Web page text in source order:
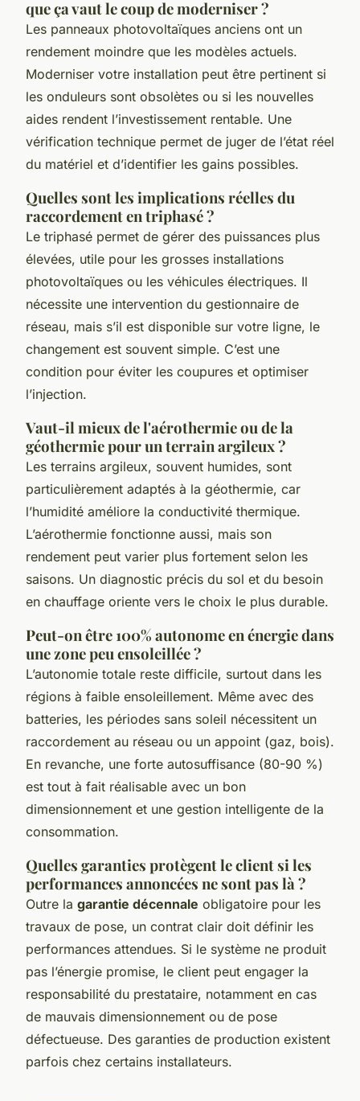
que ça vaut le coup de moderniser ?
Les panneaux photovoltaïques anciens ont un
rendement moindre que les modèles actuels.
Moderniser votre installation peut être pertinent si
les onduleurs sont obsolètes ou si les nouvelles
aides rendent l’investissement rentable. Une
vérification technique permet de juger de l’état réel
du matériel et d’identifier les gains possibles.
Quelles sont les implications réelles du
raccordement en triphasé ?
Le triphasé permet de gérer des puissances plus
élevées, utile pour les grosses installations
photovoltaïques ou les véhicules électriques. Il
nécessite une intervention du gestionnaire de
réseau, mais s’il est disponible sur votre ligne, le
changement est souvent simple. C’est une
condition pour éviter les coupures et optimiser
l’injection.
Vaut-il mieux de l'aérothermie ou de la
géothermie pour un terrain argileux ?
Les terrains argileux, souvent humides, sont
particulièrement adaptés à la géothermie, car
l’humidité améliore la conductivité thermique.
L’aérothermie fonctionne aussi, mais son
rendement peut varier plus fortement selon les
saisons. Un diagnostic précis du sol et du besoin
en chauffage oriente vers le choix le plus durable.
Peut-on être 100% autonome en énergie dans
une zone peu ensoleillée ?
L’autonomie totale reste difficile, surtout dans les
régions à faible ensoleillement. Même avec des
batteries, les périodes sans soleil nécessitent un
raccordement au réseau ou un appoint (gaz, bois).
En revanche, une forte autosuffisance (80-90 %)
est tout à fait réalisable avec un bon
dimensionnement et une gestion intelligente de la
consommation.
Quelles garanties protègent le client si les
performances annoncées ne sont pas là ?
Outre la garantie décennale obligatoire pour les
travaux de pose, un contrat clair doit définir les
performances attendues. Si le système ne produit
pas l’énergie promise, le client peut engager la
responsabilité du prestataire, notamment en cas
de mauvais dimensionnement ou de pose
défectueuse. Des garanties de production existent
parfois chez certains installateurs.